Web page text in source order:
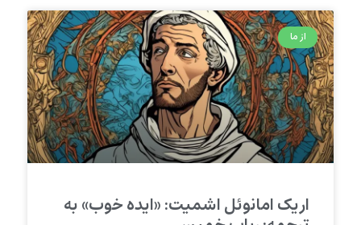
از ما
اریک امانوئل اشمیت: «ایده خوب» به